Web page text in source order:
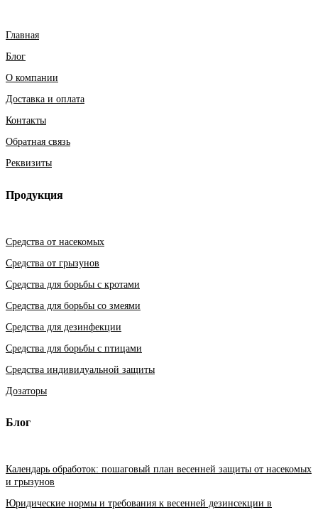
Главная
Блог
О компании
Доставка и оплата
Контакты
Обратная связь
Реквизиты
Продукция
Средства от насекомых
Средства от грызунов
Средства для борьбы с кротами
Средства для борьбы со змеями
Средства для дезинфекции
Средства для борьбы с птицами
Средства индивидуальной защиты
Дозаторы
Блог
Календарь обработок: пошаговый план весенней защиты от насекомых
и грызунов
Юридические нормы и требования к весенней дезинсекции в